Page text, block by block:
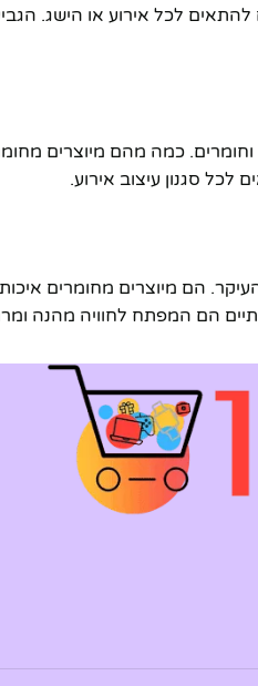
להתאים לכל אירוע או הישג.
וחומרים. כמה מהם מיוצרים
לכל סגנון עיצוב אירוע.
העיקר. הם מיוצרים מחומרים
הם המפתח לחוויה מהנה